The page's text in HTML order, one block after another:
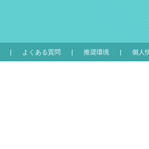
よくある質問 推奨環境 個人